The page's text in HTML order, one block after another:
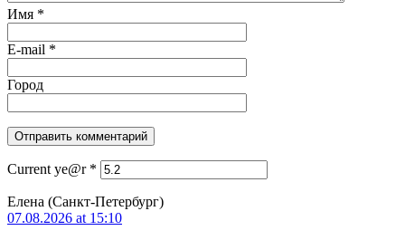
Имя *
E-mail *
Город
Current ye@r *
Елена (Санкт-Петербург)
07.08.2026 at 15:10